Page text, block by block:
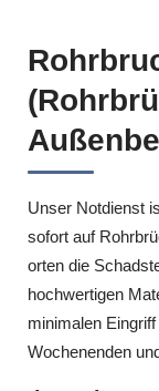
Unser Notdienst
sofort auf
orten die
hochwertigen
minimalen
Wochenenden